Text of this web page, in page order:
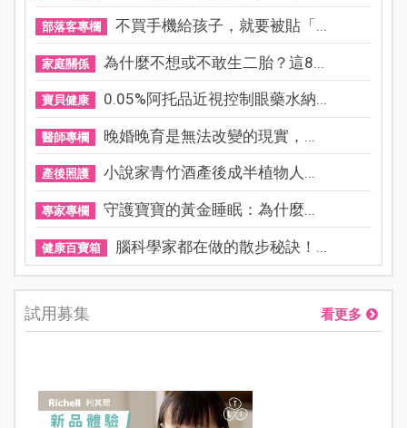
部落客專欄 不買手機給孩子，就要被貼「...
家庭關係 為什麼不想或不敢生二胎？這8...
寶貝健康 0.05%阿托品近視控制眼藥水納...
醫師專欄 晚婚晚育是無法改變的現實，...
產後照護 小說家青竹酒產後成半植物人...
專家專欄 守護寶寶的黃金睡眠：為什麼...
健康百寶箱 腦科學家都在做的散步秘訣！...
試用募集 看更多